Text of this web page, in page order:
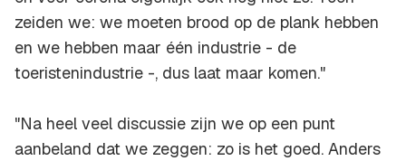
zeiden we: we moeten brood op de plank hebben
en we hebben maar één industrie - de
toeristenindustrie -, dus laat maar komen."
"Na heel veel discussie zijn we op een punt
aanbeland dat we zeggen: zo is het goed. Anders